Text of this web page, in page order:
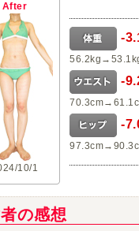
After
10/1
-
-
-
の感想